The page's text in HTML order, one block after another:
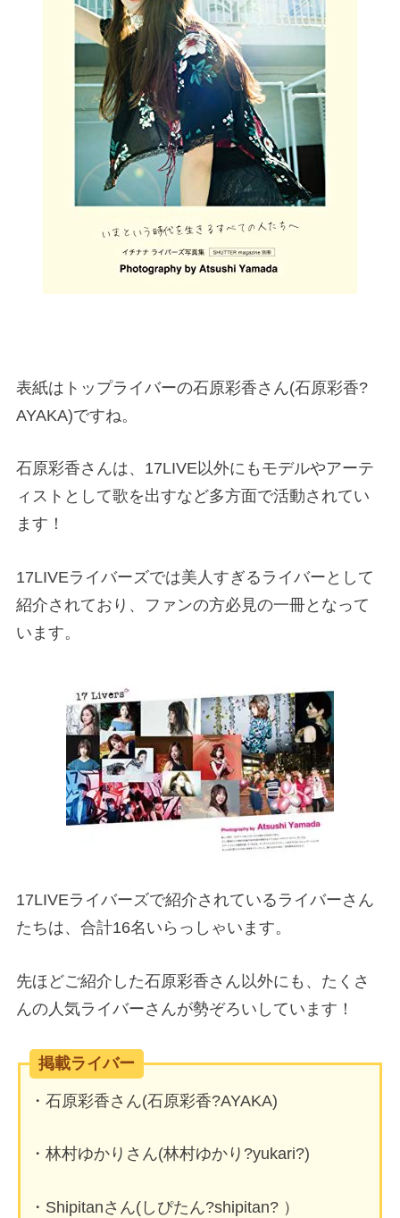
表紙はトップライバーの石原彩香さん(石原彩香?
AYAKA)ですね。
石原彩香さんは、17LIVE以外にもモデルやアーテ
ィストとして歌を出すなど多方面で活動されてい
ます！
17LIVEライバーズでは美人すぎるライバーとして
紹介されており、ファンの方必見の一冊となって
います。
17LIVEライバーズで紹介されているライバーさん
たちは、合計16名いらっしゃいます。
先ほどご紹介した石原彩香さん以外にも、たくさ
んの人気ライバーさんが勢ぞろいしています！
掲載ライバー
・石原彩香さん(石原彩香?AYAKA)
・林村ゆかりさん(林村ゆかり?yukari?)
・Shipitanさん(しぴたん?shipitan? ）